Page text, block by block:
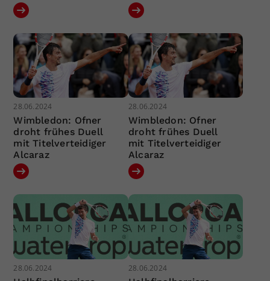
28.06.2024
Wimbledon: Ofner
droht frühes Duell
mit Titelverteidiger
Alcaraz
28.06.2024
Wimbledon: Ofner
droht frühes Duell
mit Titelverteidiger
Alcaraz
28.06.2024 28.06.2024